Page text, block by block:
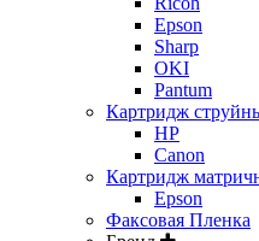
Epson
Sharp
OKI
Pantum
Картридж
HP
Canon
Картридж
Epson
Факсовая Пленка